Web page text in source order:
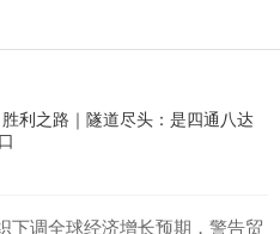
利之路｜隧道尽头：是四通八达
下调全球经济增长预期，警告贸